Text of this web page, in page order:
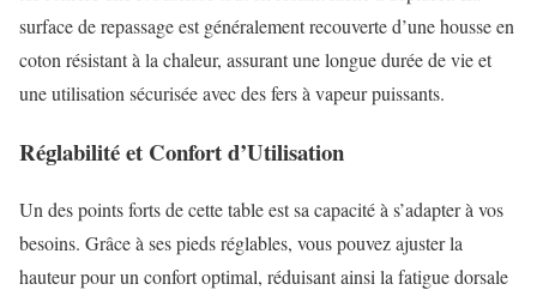
surface de repassage est généralement recouverte d’une housse en
coton résistant à la chaleur, assurant une longue durée de vie et
une utilisation sécurisée avec des fers à vapeur puissants.
Réglabilité et Confort d’Utilisation
Un des points forts de cette table est sa capacité à s’adapter à vos
besoins. Grâce à ses pieds réglables, vous pouvez ajuster la
hauteur pour un confort optimal, réduisant ainsi la fatigue dorsale